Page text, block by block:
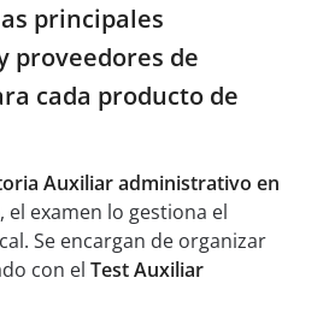
principales
proveedores de
cada producto de
Auxiliar administrativo en
, el examen lo gestiona el
Se encargan de organizar
con el Test Auxiliar